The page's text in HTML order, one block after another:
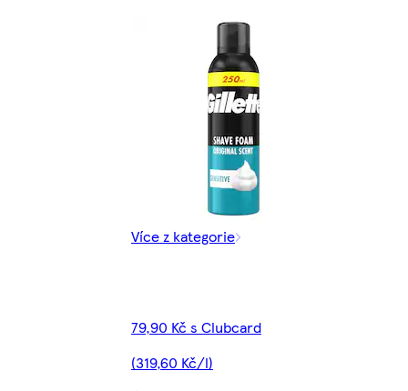
Více z kategorie
79,90 Kč s Clubcard
(319,60 Kč/l)